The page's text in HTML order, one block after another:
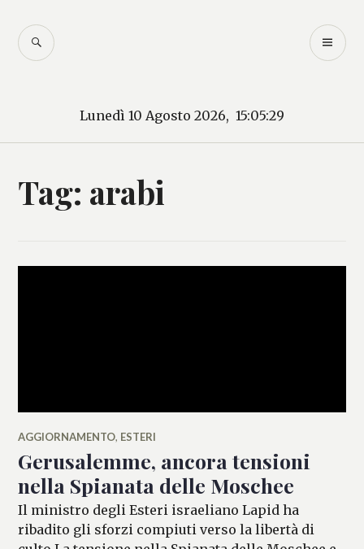
contenuto
Lunedì 10 Agosto 2026, 15:05:29
CERCA
Tag: arabi
AGGIORNAMENTO, ESTERI
Gerusalemme, ancora tensioni
nella Spianata delle Moschee
Il ministro degli Esteri israeliano Lapid ha
ribadito gli sforzi compiuti verso la libertà di